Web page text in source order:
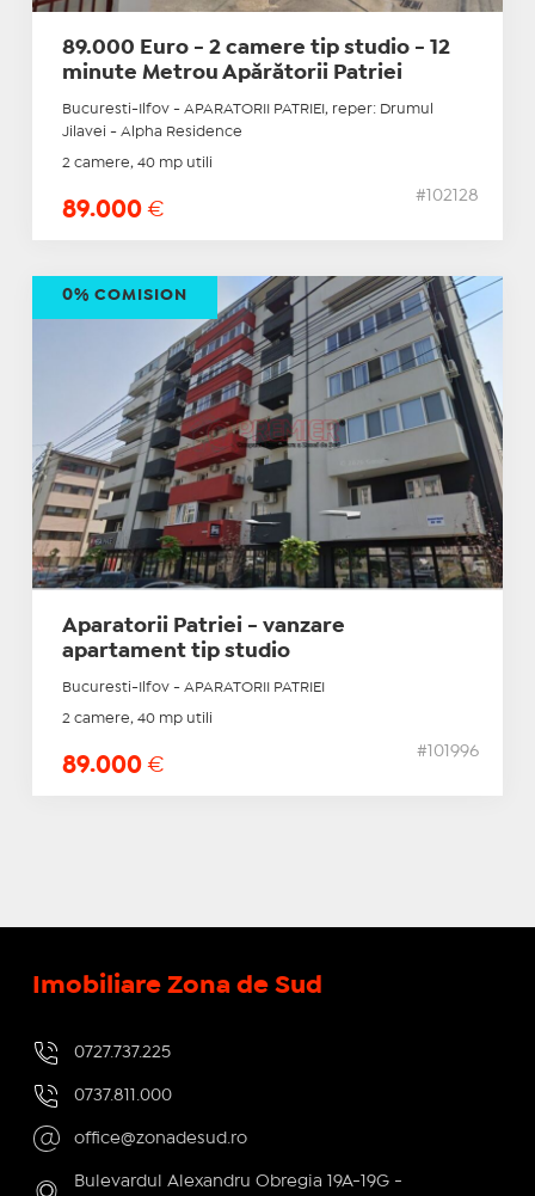
89.000 Euro - 2 camere tip studio - 12
minute Metrou Apărătorii Patriei
Bucuresti-Ilfov - APARATORII PATRIEI, reper: Drumul
Jilavei - Alpha Residence
2 camere, 40 mp utili
89.000 €
#102128
Aparatorii Patriei - vanzare
apartament tip studio
Bucuresti-Ilfov - APARATORII PATRIEI
2 camere, 40 mp utili
89.000 €
#101996
0% COMISION
Imobiliare Zona de Sud
0727.737.225
0737.811.000
office@zonadesud.ro
Bulevardul Alexandru Obregia 19A-19G -